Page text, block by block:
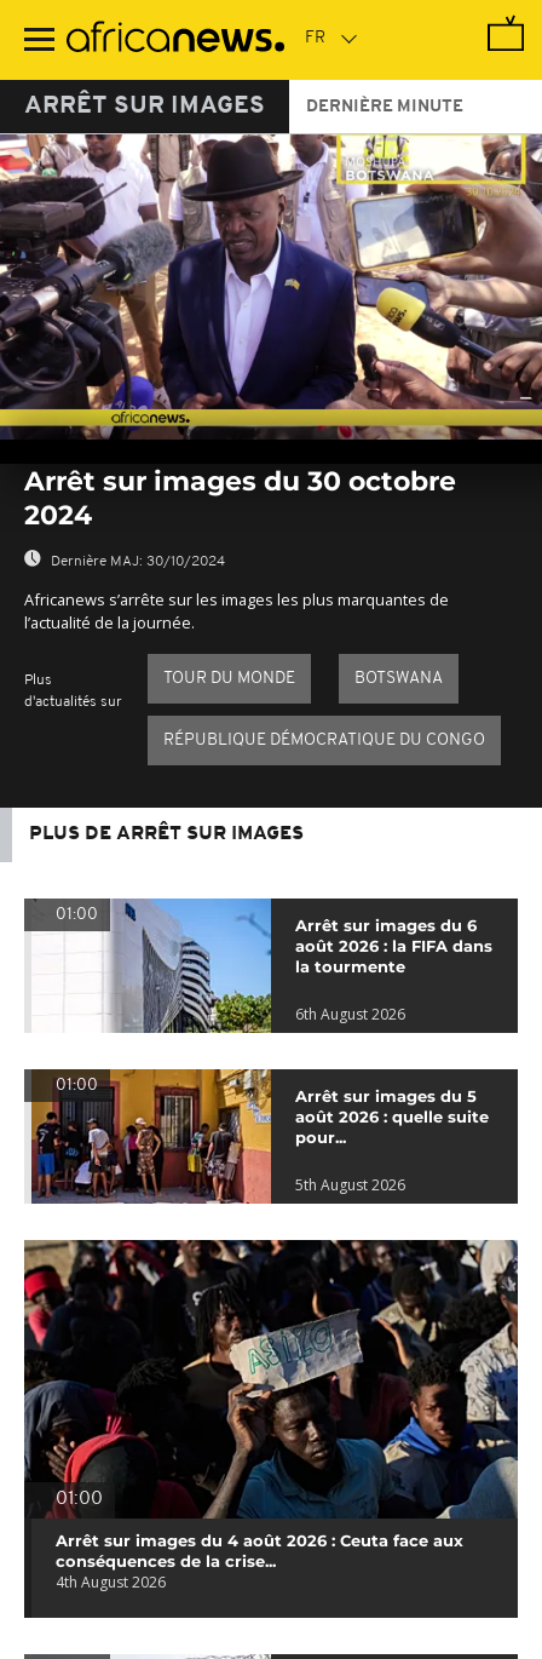
contenu
ARRÊT SUR IMAGES DERNIÈRE MINUTE
seconds
seconds
Arrêt sur images du 30 octobre
2024
Dernière MAJ: 30/10/2024
Africanews s’arrête sur les images les plus marquantes de
l’actualité de la journée.
Plus
d'actualités sur
TOUR DU MONDE BOTSWANA
RÉPUBLIQUE DÉMOCRATIQUE DU CONGO
PLUS DE ARRÊT SUR IMAGES
01:00
Arrêt sur images du 6
août 2026 : la FIFA dans
la tourmente
6th August 2026
01:00
Arrêt sur images du 5
août 2026 : quelle suite
pour...
5th August 2026
01:00
Arrêt sur images du 4 août 2026 : Ceuta face aux
conséquences de la crise...
4th August 2026